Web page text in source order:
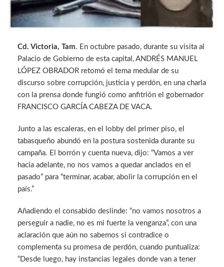
Cd. Victoria, Tam. En octubre pasado, durante su visita al
Palacio de Gobierno de esta capital, ANDRÉS MANUEL
LÓPEZ OBRADOR retomó el tema medular de su
discurso sobre corrupción, justicia y perdón, en una charla
con la prensa donde fungió como anfitrión el gobernador
FRANCISCO GARCÍA CABEZA DE VACA.
Junto a las escaleras, en el lobby del primer piso, el
tabasqueño abundó en la postura sostenida durante su
campaña. El borrón y cuenta nueva, dijo: “Vamos a ver
hacia adelante, no nos vamos a quedar anclados en el
pasado” para “terminar, acabar, abolir la corrupción en el
país.”
Añadiendo el consabido deslinde: “no vamos nosotros a
perseguir a nadie, no es mi fuerte la venganza”, con una
aclaración que aún no sabemos si contradice o
complementa su promesa de perdón, cuando puntualiza:
“Desde luego, hay instancias legales donde van a tener